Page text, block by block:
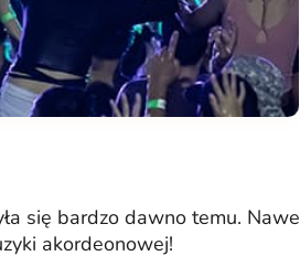
się bardzo dawno temu.
akordeonowej!